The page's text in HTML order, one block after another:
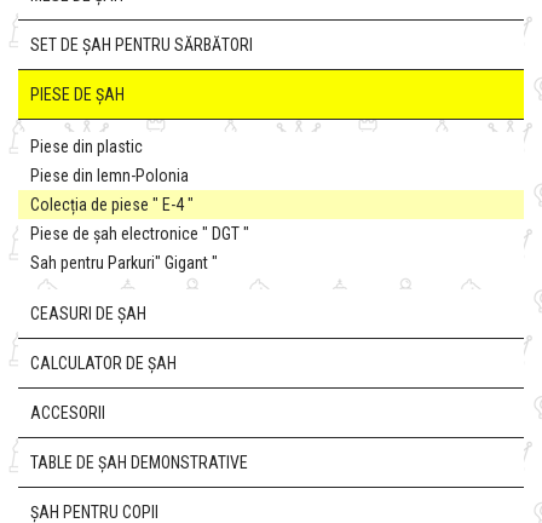
SET DE ȘAH PENTRU SĂRBĂTORI
PIESE DE ȘAH
Piese din plastic
Piese din lemn-Polonia
Colecția de piese " E-4 "
Piese de șah electronice " DGT "
Sah pentru Parkuri" Gigant "
CEASURI DE ȘAH
CALCULATOR DE ȘAH
ACCESORII
TABLE DE ȘAH DEMONSTRATIVE
ȘAH PENTRU COPII